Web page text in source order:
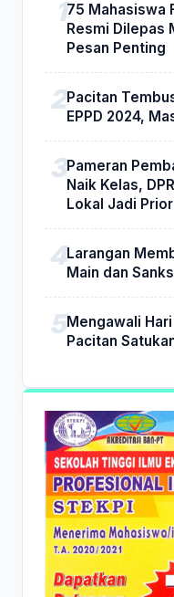
75 Mahasiswa
Resmi Dilepas
Pesan Penting
Pacitan
EPPD 2024,
Pameran
Naik Kelas,
Lokal Jadi
Larangan
Main dan
Mengawali
Pacitan